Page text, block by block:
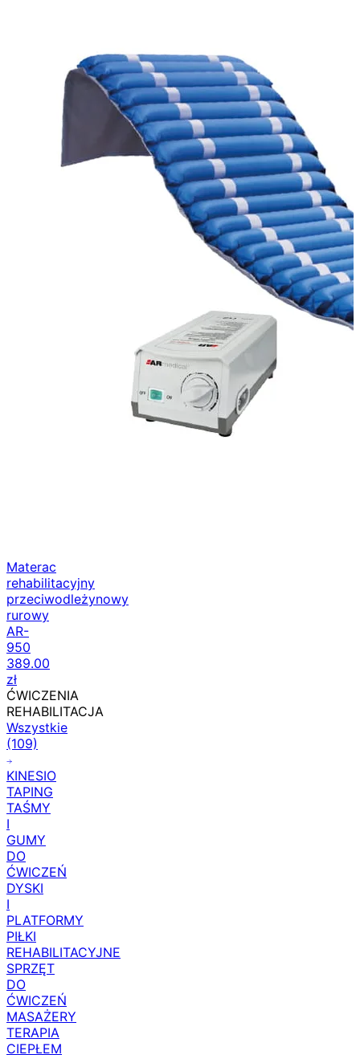
Materac
rehabilitacyjny
przeciwodleżynowy
rurowy
AR-
950
389.00
zł
ĆWICZENIA
REHABILITACJA
Wszystkie
(109)
KINESIO
TAPING
TAŚMY
I
GUMY
DO
ĆWICZEŃ
DYSKI
I
PLATFORMY
PIŁKI
REHABILITACYJNE
SPRZĘT
DO
ĆWICZEŃ
MASAŻERY
TERAPIA
CIEPŁEM